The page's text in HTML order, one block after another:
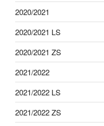
2020/2021
2020/2021 LS
2020/2021 ZS
2021/2022
2021/2022 LS
2021/2022 ZS